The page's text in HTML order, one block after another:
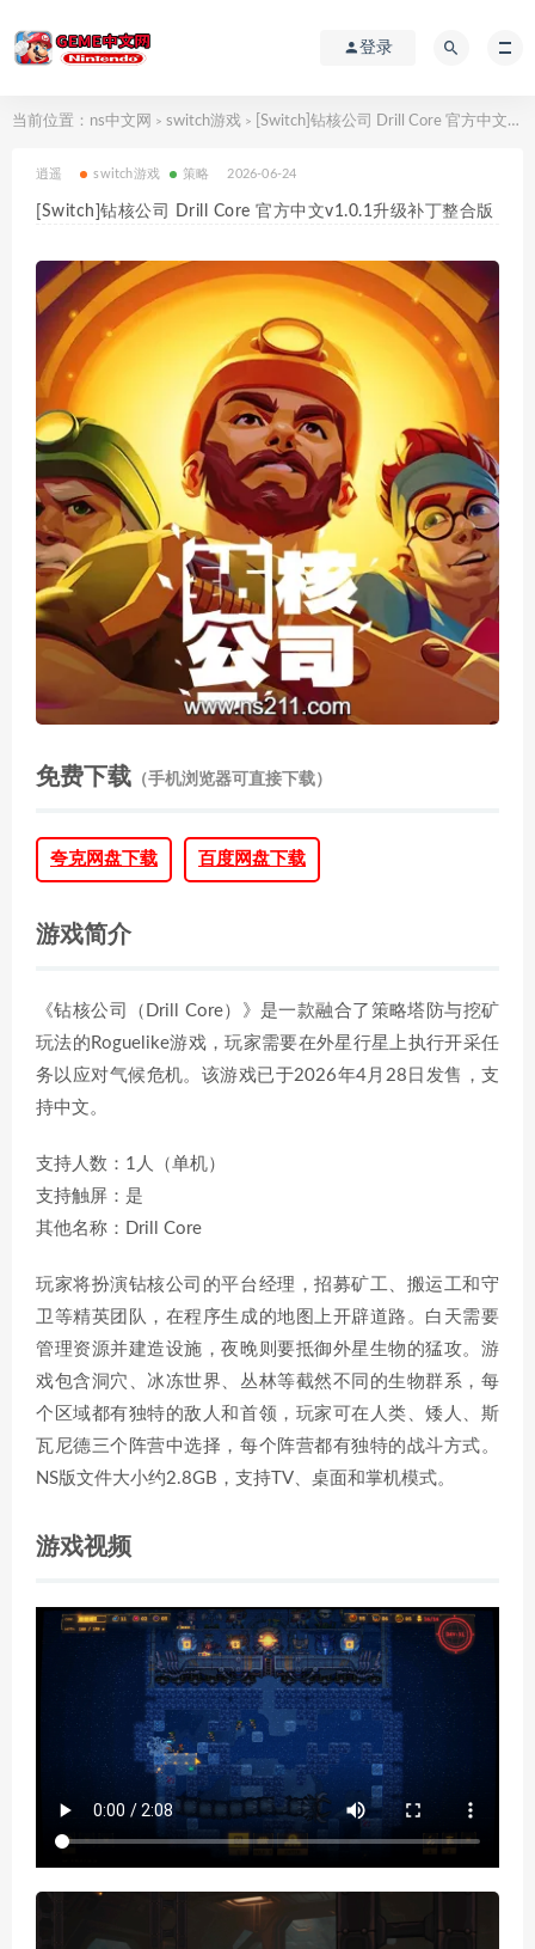
登录
当前位置： ns中文网 > switch游戏 > [Switch]钻核公司 Drill Core 官方中文v1.0.1升级补丁整合版
逍遥 switch游戏 策略 2026-06-24
[Switch]钻核公司 Drill Core 官方中文v1.0.1升级补丁整合版
免费下载 （手机浏览器可直接下载）
夸克网盘下载 百度网盘下载
游戏简介
《钻核公司（Drill Core）》是一款融合了策略塔防与挖矿
玩法的Roguelike游戏，玩家需要在外星行星上执行开采任
务以应对气候危机。该游戏已于2026年4月28日发售，支
持中文。
支持人数：1人（单机）
支持触屏：是
其他名称：Drill Core
玩家将扮演钻核公司的平台经理，招募矿工、搬运工和守
卫等精英团队，在程序生成的地图上开辟道路。白天需要
管理资源并建造设施，夜晚则要抵御外星生物的猛攻。游
戏包含洞穴、冰冻世界、丛林等截然不同的生物群系，每
个区域都有独特的敌人和首领，玩家可在人类、矮人、斯
瓦尼德三个阵营中选择，每个阵营都有独特的战斗方式。
NS版文件大小约2.8GB，支持TV、桌面和掌机模式。
游戏视频